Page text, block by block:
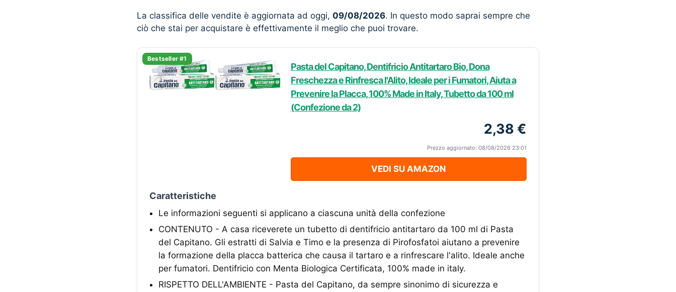
La classifica delle vendite è aggiornata ad oggi, 09/08/2026. In questo modo saprai sempre che
ciò che stai per acquistare è effettivamente il meglio che puoi trovare.
Bestseller #1
Pasta del Capitano, Dentifricio Antitartaro Bio, Dona
Freschezza e Rinfresca l'Alito, Ideale per i Fumatori, Aiuta a
Prevenire la Placca, 100% Made in Italy, Tubetto da 100 ml
(Confezione da 2)
2,38 €
Prezzo aggiornato: 08/08/2026 23:01
VEDI SU AMAZON
Caratteristiche
Le informazioni seguenti si applicano a ciascuna unità della confezione
CONTENUTO - A casa riceverete un tubetto di dentifricio antitartaro da 100 ml di Pasta
del Capitano. Gli estratti di Salvia e Timo e la presenza di Pirofosfatoi aiutano a prevenire
la formazione della placca batterica che causa il tartaro e a rinfrescare l'alito. Ideale anche
per fumatori. Dentifricio con Menta Biologica Certificata, 100% made in italy.
RISPETTO DELL'AMBIENTE - Pasta del Capitano, da sempre sinonimo di sicurezza e